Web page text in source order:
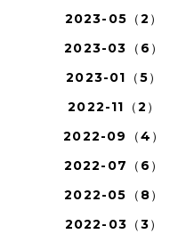
2023-05（2）
2023-03（6）
2023-01（5）
2022-11（2）
2022-09（4）
2022-07（6）
2022-05（8）
2022-03（3）